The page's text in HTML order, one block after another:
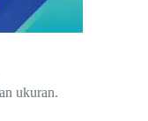
ukuran.